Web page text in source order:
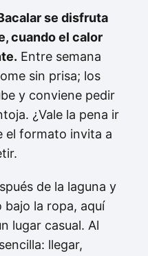
se disfruta
cuando el calor
Entre semana
sin prisa; los
y conviene pedir
¿Vale la pena ir
el formato invita a
de la laguna y
bajo la ropa, aquí
lugar casual. Al
llegar,